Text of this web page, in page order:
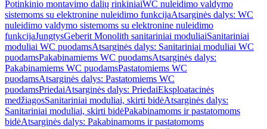
Potinkinio montavimo dalių rinkiniaiWC nuleidimo valdymo
sistemoms su elektronine nuleidimo funkcijaAtsarginės dalys: WC
nuleidimo valdymo sistemoms su elektronine nuleidimo
funkcijaJungtysGeberit Monolith sanitariniai moduliaiSanitariniai
moduliai WC puodamsAtsarginės dalys: Sanitariniai moduliai WC
puodamsPakabinamiems WC puodamsAtsarginės dalys:
Pakabinamiems WC puodamsPastatomiems WC
puodamsAtsarginės dalys: Pastatomiems WC
puodamsPriedaiAtsarginės dalys: PriedaiEksploatacinės
medžiagosSanitariniai moduliai, skirti bidėAtsarginės dalys:
Sanitariniai moduliai, skirti bidėPakabinamoms ir pastatomoms
bidėAtsarginės dalys: Pakabinamoms ir pastatomoms